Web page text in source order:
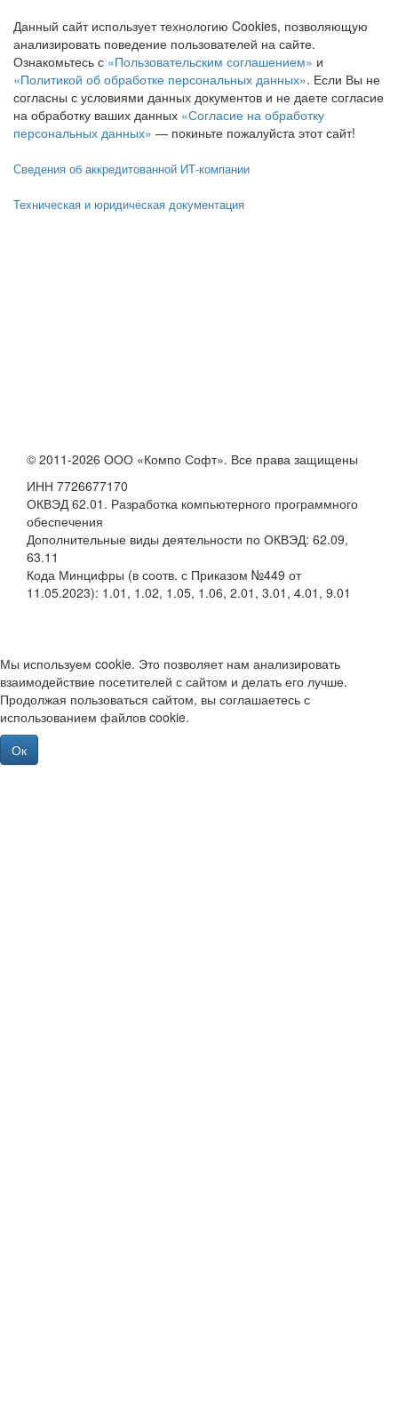
Данный сайт использует технологию Cookies, позволяющую
анализировать поведение пользователей на сайте.
Ознакомьтесь с «Пользовательским соглашением» и
«Политикой об обработке персональных данных». Если Вы не
согласны с условиями данных документов и не даете согласие
на обработку ваших данных «Согласие на обработку
персональных данных» — покиньте пожалуйста этот сайт!
Сведения об аккредитованной ИТ-компании
Техническая и юридическая документация
© 2011-2026 ООО «Компо Софт». Все права защищены
ИНН 7726677170
ОКВЭД 62.01. Разработка компьютерного программного
обеспечения
Дополнительные виды деятельности по ОКВЭД: 62.09,
63.11
Кода Минцифры (в соотв. с Приказом №449 от
11.05.2023): 1.01, 1.02, 1.05, 1.06, 2.01, 3.01, 4.01, 9.01
Мы используем cookie. Это позволяет нам анализировать
взаимодействие посетителей с сайтом и делать его лучше.
Продолжая пользоваться сайтом, вы соглашаетесь с
использованием файлов cookie.
Ок